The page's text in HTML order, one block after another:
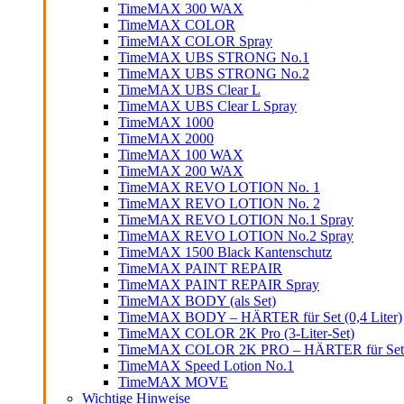
TimeMAX 300 WAX
TimeMAX COLOR
TimeMAX COLOR Spray
TimeMAX UBS STRONG No.1
TimeMAX UBS STRONG No.2
TimeMAX UBS Clear L
TimeMAX UBS Clear L Spray
TimeMAX 1000
TimeMAX 2000
TimeMAX 100 WAX
TimeMAX 200 WAX
TimeMAX REVO LOTION No. 1
TimeMAX REVO LOTION No. 2
TimeMAX REVO LOTION No.1 Spray
TimeMAX REVO LOTION No.2 Spray
TimeMAX 1500 Black Kantenschutz
TimeMAX PAINT REPAIR
TimeMAX PAINT REPAIR Spray
TimeMAX BODY (als Set)
TimeMAX BODY – HÄRTER für Set (0,4 Liter)
TimeMAX COLOR 2K Pro (3-Liter-Set)
TimeMAX COLOR 2K PRO – HÄRTER für
TimeMAX Speed Lotion No.1
TimeMAX MOVE
Wichtige Hinweise